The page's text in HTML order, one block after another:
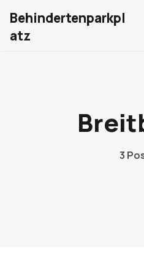
Über
Behindertenparkpl
atz
3